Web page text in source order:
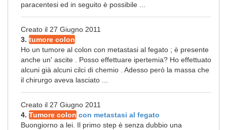
paracentesi ed in seguito è possibile ...
Creato il 27 Giugno 2011
3. tumore colon
Ho un tumore al colon con metastasi al fegato ; è presente
anche un' ascite . Posso effettuare ipertemia? Ho effettuato
alcuni già alcuni cilci di chemio . Adesso però la massa che
il chirurgo aveva lasciato ...
Creato il 27 Giugno 2011
4. Tumore colon con metastasi al fegato
Buongiorno a lei. Il primo step è senza dubbio una